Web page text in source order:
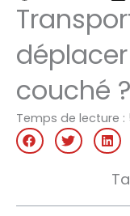
couché ?
Temps de lecture :